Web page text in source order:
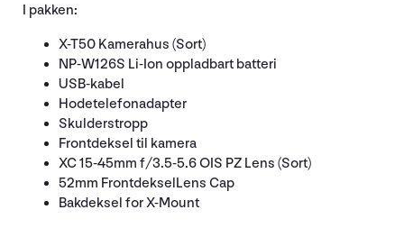
I pakken:
X-T50 Kamerahus (Sort)
NP-W126S Li-Ion oppladbart batteri
USB-kabel
Hodetelefonadapter
Skulderstropp
Frontdeksel til kamera
XC 15-45mm f/3.5-5.6 OIS PZ Lens (Sort)
52mm FrontdekselLens Cap
Bakdeksel for X-Mount